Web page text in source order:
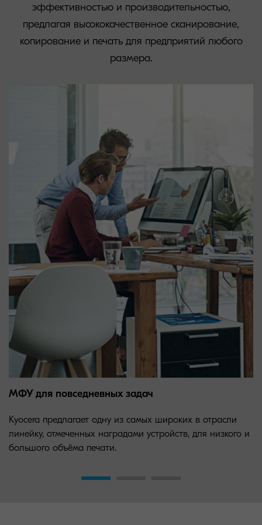
эффективностью и производительностью,
предлагая высококачественное сканирование,
копирование и печать для предприятий любого
размера.
МФУ для повседневных задач
Kyocera предлагает одну из самых широких в отрасли
линейку, отмеченных наградами устройств, для низкого и
большого объёма печати.